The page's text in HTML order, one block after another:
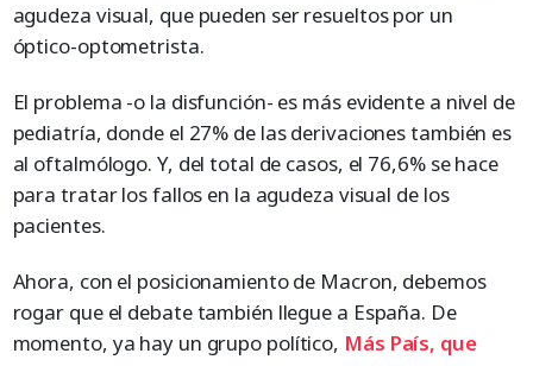
agudeza visual, que pueden ser resueltos por un
óptico-optometrista.
El problema -o la disfunción- es más evidente a nivel de
pediatría, donde el 27% de las derivaciones también es
al oftalmólogo. Y, del total de casos, el 76,6% se hace
para tratar los fallos en la agudeza visual de los
pacientes.
Ahora, con el posicionamiento de Macron, debemos
rogar que el debate también llegue a España. De
momento, ya hay un grupo político, Más País, que